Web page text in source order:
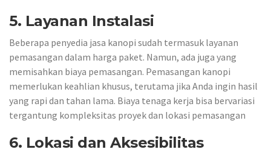
5. Layanan Instalasi
Beberapa penyedia jasa kanopi sudah termasuk layanan
pemasangan dalam harga paket. Namun, ada juga yang
memisahkan biaya pemasangan. Pemasangan kanopi
memerlukan keahlian khusus, terutama jika Anda ingin hasil
yang rapi dan tahan lama. Biaya tenaga kerja bisa bervariasi
tergantung kompleksitas proyek dan lokasi pemasangan
6. Lokasi dan Aksesibilitas